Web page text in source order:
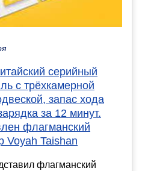
серийный
с трёхкамерной
запас хода
за 12 минут.
флагманский
Voyah Taishan
флагманский